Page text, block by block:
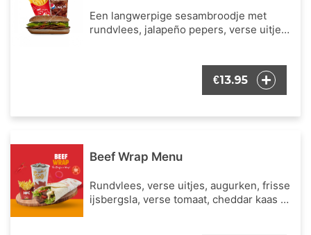
Een langwerpige sesambroodje met
rundvlees, jalapeño pepers, verse uitjes,
Inclusief een portie Franse frietjes en
een frisdrank naar keuze.€13.95
Beef Wrap Menu
Rundvlees, verse uitjes, augurken, frisse
ijsbergsla, verse tomaat, cheddar kaas en